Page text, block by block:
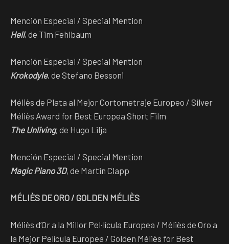
Mención Especial / Special Mention
Hell, de Tim Fehlbaum
Mención Especial / Special Mention
Krokodyle, de Stefano Bessoni
Méliès de Plata al Mejor Cortometraje Europeo / Silver
Méliès Award for Best Europea Short Film
The Unliving, de Hugo Lilja
Mención Especial / Special Mention
Magic Piano 3D, de Martin Clapp
MÉLIÈS DE ORO / GOLDEN MÉLIÈS
Méliès d’Or a la Millor Pel·lícula Europea / Méliès de Oro a
la Mejor Película Europea / Golden Méliès for Best